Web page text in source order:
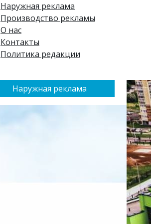
Наружная реклама
Производство рекламы
О нас
Контакты
Политика редакции
Наружная реклама